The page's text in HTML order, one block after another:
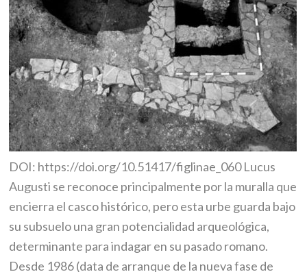
DOI: https://doi.org/10.51417/figlinae_060 Lucus
Augusti se reconoce principalmente por la muralla que
encierra el casco histórico, pero esta urbe guarda bajo
su subsuelo una gran potencialidad arqueológica,
determinante para indagar en su pasado romano.
Desde 1986 (data de arranque de la nueva fase de